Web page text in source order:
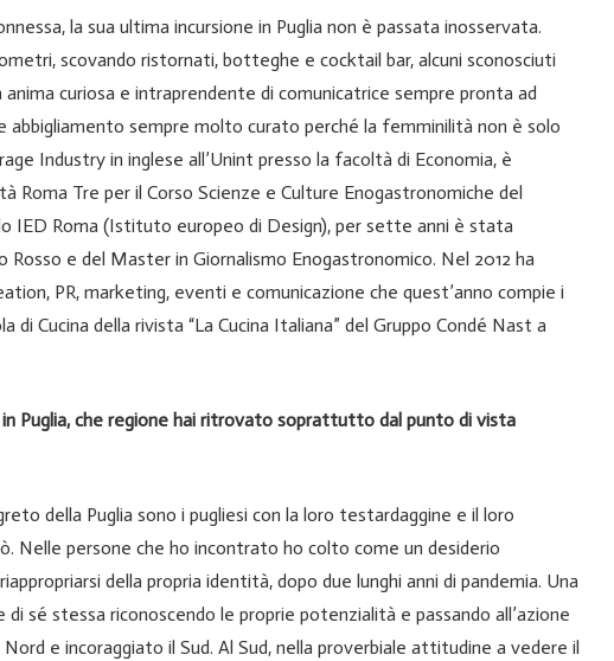
la sua ultima incursione in Puglia non è passata inosservata.
scovando ristornati, botteghe e cocktail bar, alcuni sconosciuti
curiosa e intraprendente di comunicatrice sempre pronta ad
abbigliamento sempre molto curato perché la femminilità non è solo
Industry in inglese all’Unint presso la facoltà di Economia, è
Roma Tre per il Corso Scienze e Culture Enogastronomiche del
IED Roma (Istituto europeo di Design), per sette anni è stata
e del Master in Giornalismo Enogastronomico. Nel 2012 ha
PR, marketing, eventi e comunicazione che quest’anno compie i
Cucina della rivista “La Cucina Italiana” del Gruppo Condé Nast a
Puglia, che regione hai ritrovato soprattutto dal punto di vista
della Puglia sono i pugliesi con la loro testardaggine e il loro
Nelle persone che ho incontrato ho colto come un desiderio
della propria identità, dopo due lunghi anni di pandemia. Una
sé stessa riconoscendo le proprie potenzialità e passando all’azione
e incoraggiato il Sud. Al Sud, nella proverbiale attitudine a vedere il